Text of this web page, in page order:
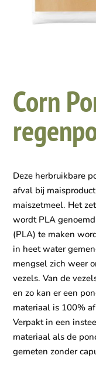
Corn
Deze herbruikbare
afval bij
maiszetmeel. Het
wordt PLA
(PLA) te maken
in heet water
mengsel zich weer
vezels. Van de
en zo kan er een
materiaal is 100%
Verpakt in een
materiaal als de
gemeten zonder